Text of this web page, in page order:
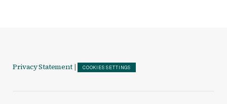
Privacy Statement | COOKIES SETTINGS